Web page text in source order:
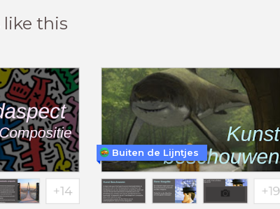
like this
Buiten de Lijntjes